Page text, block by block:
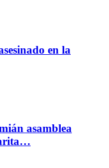
en la
asamblea